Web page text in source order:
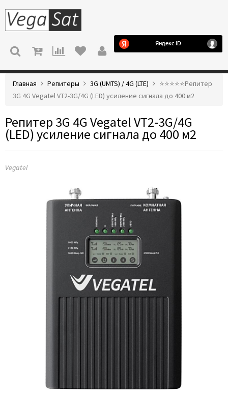
МЕНЮ
Главная Репитеры 3G (UMTS) / 4G (LTE)
⭐️⭐️⭐️⭐️⭐️Репитер
3G 4G Vegatel VT2-3G/4G (LED) усиление сигнала до 400 м2
Репитер 3G 4G Vegatel VT2-3G/4G
(LED) усиление сигнала до 400 м2
Vegatel